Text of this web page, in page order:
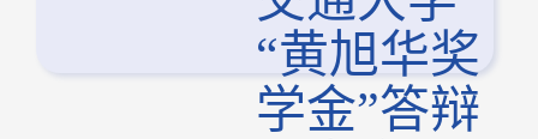
“黄旭华奖
学金”答辩